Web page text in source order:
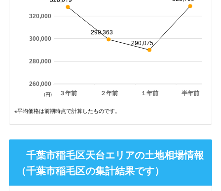
３年前 ２年前 １年前 半年前
260,000
280,000
300,000
320,000
299,363
290,075
(円)
※平均価格は前期時点で計算したものです。
千葉市稲毛区天台エリアの土地相場情報
（千葉市稲毛区の集計結果です）